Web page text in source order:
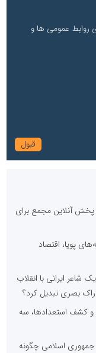
روابط عمومی ها و
در بوته رأی؛ پخش آنلاین مجمع برای
پویا، اقتصاد
شاعر ایرانی با انقلاب
بصری تبدیل کرد؟
کشف استعدادها، سه
اسلامی چگونه